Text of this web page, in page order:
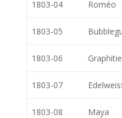
1803-04 Roméo
1803-05
1803-06 Graphitie
1803-07
1803-08 Maya